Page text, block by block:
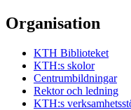
Organisation
KTH Biblioteket
KTH:s skolor
Centrumbildningar
Rektor och ledning
KTH:s